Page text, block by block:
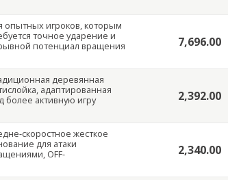
опытных игроков, которым
точное ударение и
потенциал вращения
7,696.00
деревянная
адаптированная
более активную игру
2,392.00
скоростное жесткое
для атаки
OFF-
2,340.00